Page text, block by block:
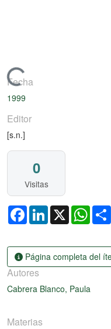
Cargando...
Fecha
1999
Editor
[s.n.]
0
Visitas
FacebookLinkedIn
X
Página completa del
Autores
Cabrera Blanco, Paula
Materias